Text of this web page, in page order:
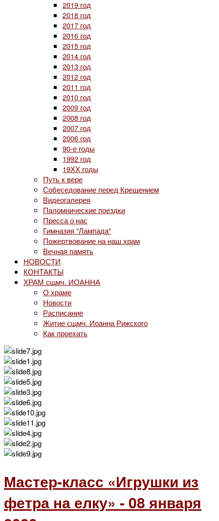
2019 год
2018 год
2017 год
2016 год
2015 год
2014 год
2013 год
2012 год
2011 год
2010 год
2009 год
2008 год
2007 год
2006 год
90-е годы
1992 год
19ХХ годы
Путь к вере
Собеседование перед Крещением
Видеогалерея
Паломнические поездки
Пресса о нас
Гимназия "Лампада"
Пожертвование на наш храм
Вечная память
НОВОСТИ
КОНТАКТЫ
ХРАМ сщмч. ИОАННА
О храме
Новости
Расписание
Житие сщмч. Иоанна Рижского
Как проехать
Мастер-класс «Игрушки из
фетра на елку» - 08 января